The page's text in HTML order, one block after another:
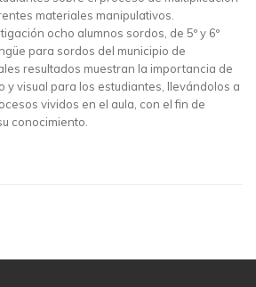
materiales manipulativos.
ocho alumnos sordos, de 5º y 6º
para sordos del municipio de
resultados muestran la importancia de
y visual para los estudiantes, llevándolos a
vividos en el aula, con el fin de
conocimiento.